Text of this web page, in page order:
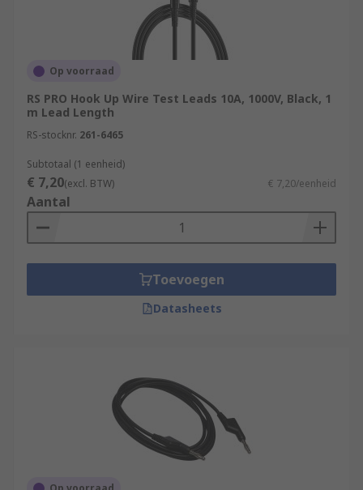
Op voorraad
RS PRO Hook Up Wire Test Leads 10A, 1000V, Black, 1
m Lead Length
RS-stocknr. 261-6465
Subtotaal (1 eenheid)
€ 7,20(excl. BTW) € 7,20/eenheid
Aantal
Toevoegen
Datasheets